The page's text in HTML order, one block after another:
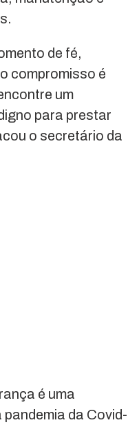
de fé,
compromisso é
um
para prestar
o secretário da
é uma
da Covid-